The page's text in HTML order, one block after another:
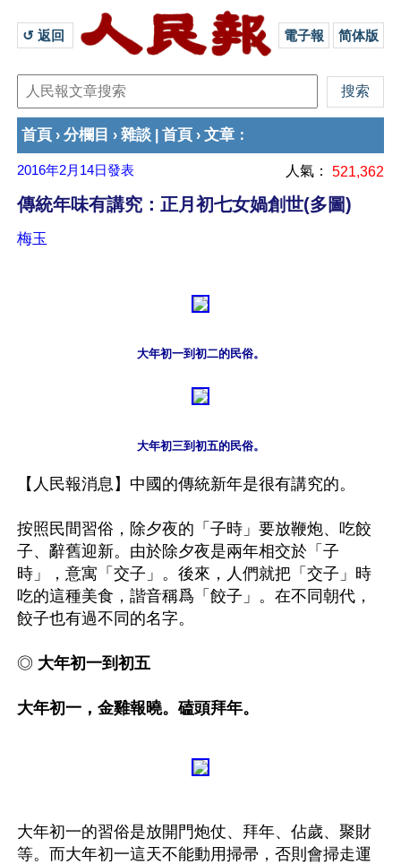
↺ 返回 電子報 简体版
首頁 › 分欄目 › 雜談 首頁 › 文章 ：
2016年2月14日發表 人氣： 521,362
傳統年味有講究：正月初七女媧創世(多圖)
梅玉
大年初一到初二的民俗。
大年初三到初五的民俗。
【人民報消息】中國的傳統新年是很有講究的。
按照民間習俗，除夕夜的「子時」要放鞭炮、吃餃
子、辭舊迎新。由於除夕夜是兩年相交於「子
時」，意寓「交子」。後來，人們就把「交子」時
吃的這種美食，諧音稱爲「餃子」。在不同朝代，
餃子也有過不同的名字。
◎ 大年初一到初五
大年初一，金雞報曉。磕頭拜年。
大年初一的習俗是放開門炮仗、拜年、佔歲、聚財
等。而大年初一這天不能動用掃帚，否則會掃走運